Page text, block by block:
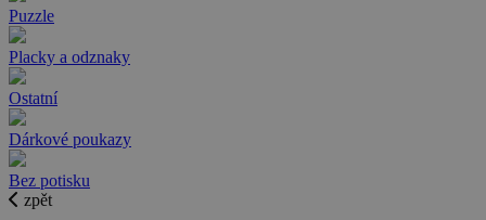
Puzzle
Placky a odznaky
Ostatní
Dárkové poukazy
Bez potisku
zpět